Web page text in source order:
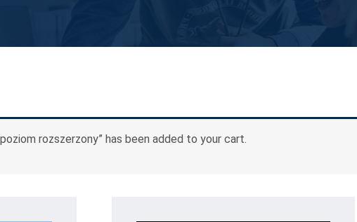
rozszerzony” has been added to your cart.